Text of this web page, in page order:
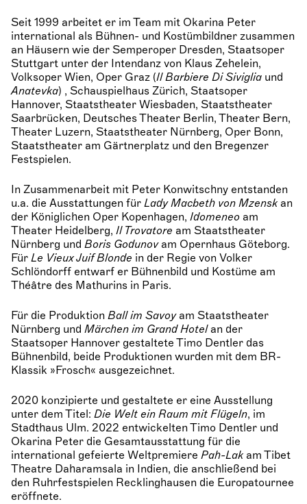
Seit 1999 arbeitet er im Team mit Okarina Peter
international als Bühnen- und Kostümbildner zusammen
an Häusern wie der Semperoper Dresden, Staatsoper
Stuttgart unter der Intendanz von Klaus Zehelein,
Volksoper Wien, Oper Graz (Il Barbiere Di Siviglia und
Anatevka) , Schauspielhaus Zürich, Staatsoper
Hannover, Staatstheater Wiesbaden, Staatstheater
Saarbrücken, Deutsches Theater Berlin, Theater Bern,
Theater Luzern, Staatstheater Nürnberg, Oper Bonn,
Staatstheater am Gärtnerplatz und den Bregenzer
Festspielen.
In Zusammenarbeit mit Peter Konwitschny entstanden
u.a. die Ausstattungen für Lady Macbeth von Mzensk an
der Königlichen Oper Kopenhagen, Idomeneo am
Theater Heidelberg, Il Trovatore am Staatstheater
Nürnberg und Boris Godunovam Opernhaus Göteborg.
Für Le Vieux Juif Blonde in der Regie von Volker
Schlöndorff entwarf er Bühnenbild und Kostüme am
Théâtre des Mathurins in Paris.
Für die Produktion Ball im Savoyam Staatstheater
Nürnberg und Märchen im Grand Hotelan der
Staatsoper Hannover gestaltete Timo Dentler das
Bühnenbild, beide Produktionen wurden mit dem BR-
Klassik »Frosch« ausgezeichnet.
2020 konzipierte und gestaltete er eine Ausstellung
unter dem Titel: Die Welt ein Raum mit Flügeln, im
Stadthaus Ulm. 2022 entwickelten Timo Dentler und
Okarina Peter die Gesamtausstattung für die
international gefeierte Weltpremiere Pah-Lak am Tibet
Theatre Daharamsala in Indien, die anschließend bei
den Ruhrfestspielen Recklinghausen die Europatournee
eröffnete.